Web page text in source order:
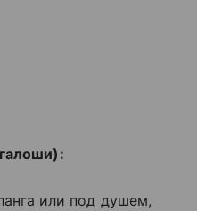
или под душем,